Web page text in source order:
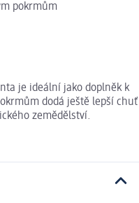
pokrmům
je ideální jako doplněk k
dodá ještě lepší chuť
zemědělství.